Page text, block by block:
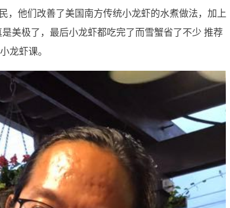
，他们改善了美国南方传统小龙虾的水煮做法，加上
美极了，最后小龙虾都吃完了而雪蟹省了不少 推荐
龙虾课。